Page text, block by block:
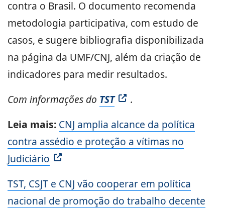
contra o Brasil. O documento recomenda
metodologia participativa, com estudo de
casos, e sugere bibliografia disponibilizada
na página da UMF/CNJ, além da criação de
indicadores para medir resultados.
Com informações do TST
.
Leia mais: CNJ amplia alcance da política
contra assédio e proteção a vítimas no
Judiciário
TST, CSJT e CNJ vão cooperar em política
nacional de promoção do trabalho decente